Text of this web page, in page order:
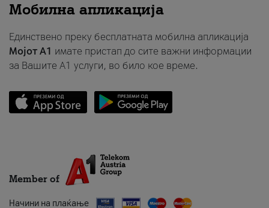
Мобилна апликација
Единствено преку бесплатната мобилна апликација
Мојот A1 имате пристап до сите важни информации
за Вашите A1 услуги, во било кое време.
Member of
Начини на плаќање